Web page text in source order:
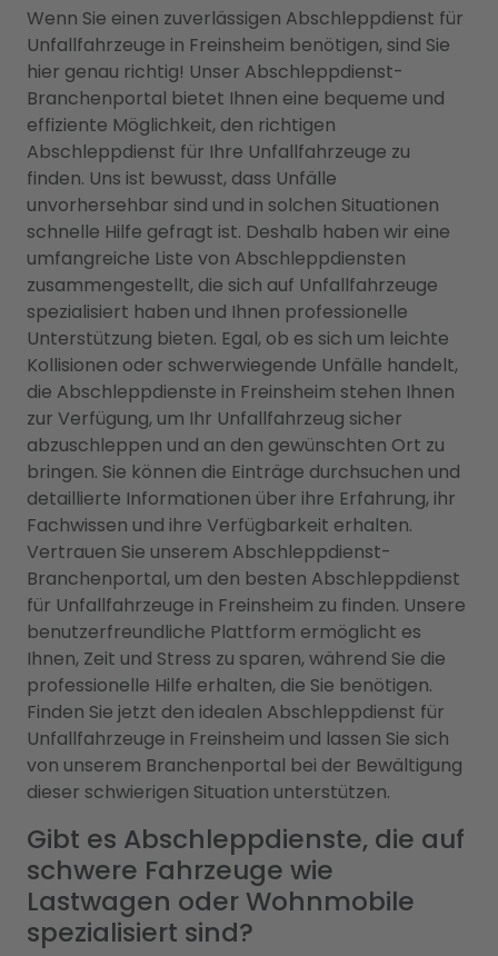
Wenn Sie einen zuverlässigen Abschleppdienst für
Unfallfahrzeuge in Freinsheim benötigen, sind Sie
hier genau richtig! Unser Abschleppdienst-
Branchenportal bietet Ihnen eine bequeme und
effiziente Möglichkeit, den richtigen
Abschleppdienst für Ihre Unfallfahrzeuge zu
finden. Uns ist bewusst, dass Unfälle
unvorhersehbar sind und in solchen Situationen
schnelle Hilfe gefragt ist. Deshalb haben wir eine
umfangreiche Liste von Abschleppdiensten
zusammengestellt, die sich auf Unfallfahrzeuge
spezialisiert haben und Ihnen professionelle
Unterstützung bieten. Egal, ob es sich um leichte
Kollisionen oder schwerwiegende Unfälle handelt,
die Abschleppdienste in Freinsheim stehen Ihnen
zur Verfügung, um Ihr Unfallfahrzeug sicher
abzuschleppen und an den gewünschten Ort zu
bringen. Sie können die Einträge durchsuchen und
detaillierte Informationen über ihre Erfahrung, ihr
Fachwissen und ihre Verfügbarkeit erhalten.
Vertrauen Sie unserem Abschleppdienst-
Branchenportal, um den besten Abschleppdienst
für Unfallfahrzeuge in Freinsheim zu finden. Unsere
benutzerfreundliche Plattform ermöglicht es
Ihnen, Zeit und Stress zu sparen, während Sie die
professionelle Hilfe erhalten, die Sie benötigen.
Finden Sie jetzt den idealen Abschleppdienst für
Unfallfahrzeuge in Freinsheim und lassen Sie sich
von unserem Branchenportal bei der Bewältigung
dieser schwierigen Situation unterstützen.
Gibt es Abschleppdienste, die auf
schwere Fahrzeuge wie
Lastwagen oder Wohnmobile
spezialisiert sind?